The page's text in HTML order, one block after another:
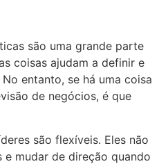
são uma grande parte
coisas ajudam a definir e
entanto, se há uma coisa
de negócios, é que
são flexíveis. Eles não
mudar de direção quando